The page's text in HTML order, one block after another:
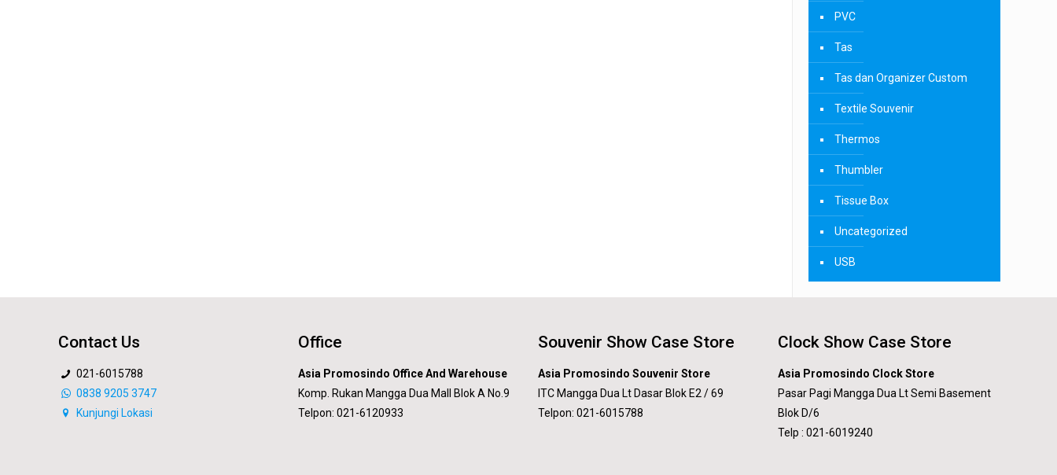
PVC
Tas
Tas dan Organizer Custom
Textile Souvenir
Thermos
Thumbler
Tissue Box
Uncategorized
USB
Contact Us
021-6015788
0838 9205 3747
Kunjungi Lokasi
Office
Asia Promosindo Office And Warehouse
Komp. Rukan Mangga Dua Mall Blok A No.9
Telpon: 021-6120933
Souvenir Show Case Store
Asia Promosindo Souvenir Store
ITC Mangga Dua Lt Dasar Blok E2 / 69
Telpon: 021-6015788
Clock Show Case Store
Asia Promosindo Clock Store
Pasar Pagi Mangga Dua Lt Semi Basement
Blok D/6
Telp : 021-6019240